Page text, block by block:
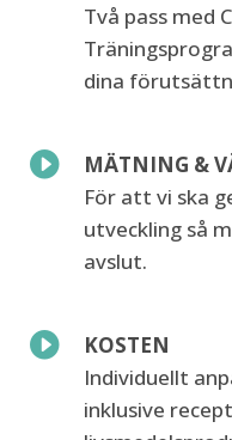
Två pass med
dina

MÄTNING &
För att vi ska
utveckling så
avslut.

KOSTEN
Individuellt
inklusive